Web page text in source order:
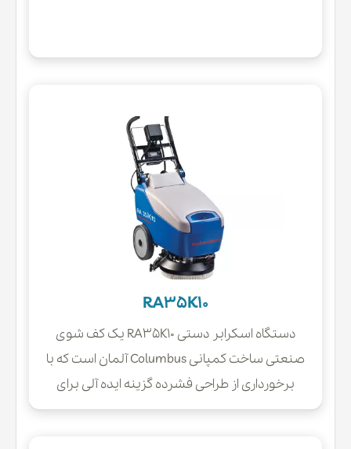
RA35K10
دستگاه اسکرابر دستی RA35K10 یک کف شوی
صنعتی ساخت کمپانی Columbus آلمان است که با
برخورداری از طراحی فشرده گزینه ایده آلی برای
نظافت و شستشوی سطوح کف اماکن کوچک و